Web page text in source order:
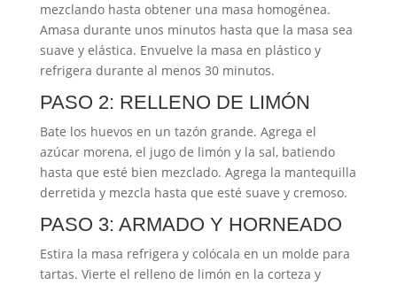
mezclando hasta obtener una masa homogénea.
Amasa durante unos minutos hasta que la masa sea
suave y elástica. Envuelve la masa en plástico y
refrigera durante al menos 30 minutos.
PASO 2: RELLENO DE LIMÓN
Bate los huevos en un tazón grande. Agrega el
azúcar morena, el jugo de limón y la sal, batiendo
hasta que esté bien mezclado. Agrega la mantequilla
derretida y mezcla hasta que esté suave y cremoso.
PASO 3: ARMADO Y HORNEADO
Estira la masa refrigera y colócala en un molde para
tartas. Vierte el relleno de limón en la corteza y